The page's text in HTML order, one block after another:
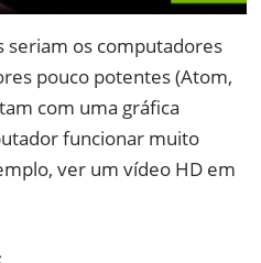
seriam os computadores
pouco potentes (Atom,
com uma gráfica
funcionar muito
ver um vídeo HD em